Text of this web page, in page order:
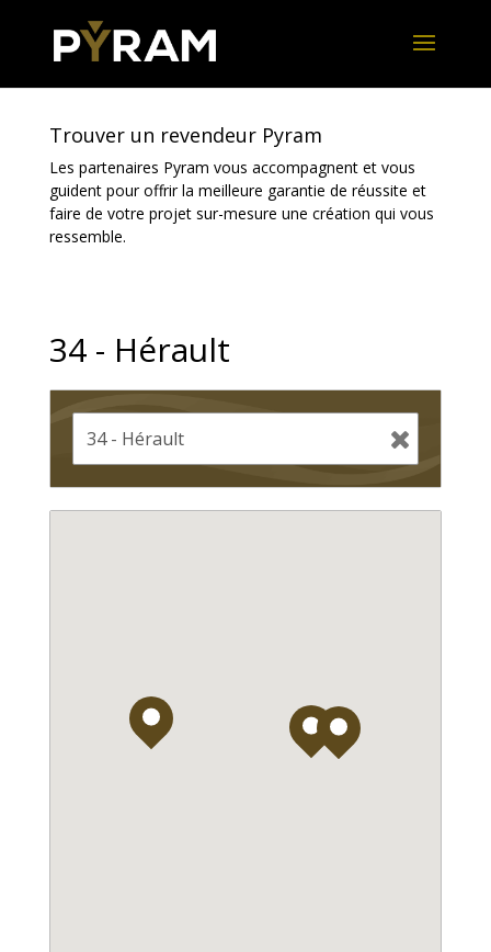
Trouver un revendeur Pyram
Les partenaires Pyram vous accompagnent et vous
guident pour offrir la meilleure garantie de réussite et
faire de votre projet sur-mesure une création qui vous
ressemble.
34 - Hérault